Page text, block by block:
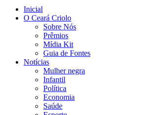
Inicial
O Ceará Criolo
Sobre Nós
Prêmios
Mídia Kit
Guia de Fontes
Notícias
Mulher negra
Infantil
Política
Economia
Saúde